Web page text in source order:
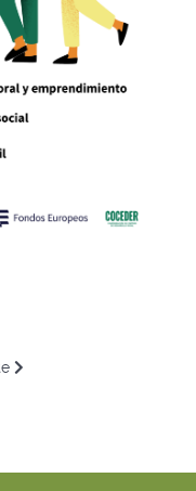
un acuerdo con
COCEDER